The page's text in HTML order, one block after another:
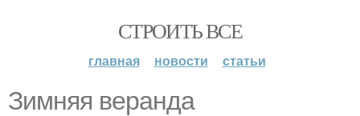
СТРОИТЬ ВСЕ
главная новости статьи
Зимняя веранда